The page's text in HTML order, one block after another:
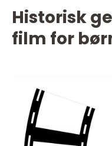
Historisk
film for